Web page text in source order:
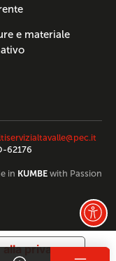
e materiale
62176
in KUMBE with Passion
privacy